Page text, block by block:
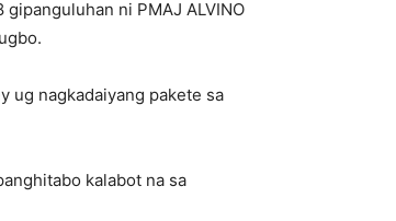
ni PMAJ ALVINO
ug nagkadaiyang pakete sa
kalabot na sa